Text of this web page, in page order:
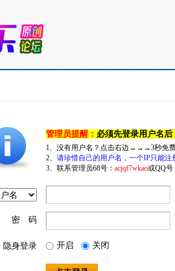
管理员提醒： 必须先登录用户名后
1、没有用户名？点击右边→→→3秒免费
2、 请珍惜自己的用户名，一个IP只能注
3、联系管理员68号： acjqf7wkao或QQ号
密 码
隐身登录 开启 关闭